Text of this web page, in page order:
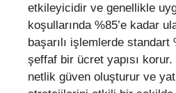
etkileyicidir ve genellikle
koşullarında %85’e kadar
başarılı işlemlerde
şeffaf bir ücret yapısı
netlik güven oluşturur ve